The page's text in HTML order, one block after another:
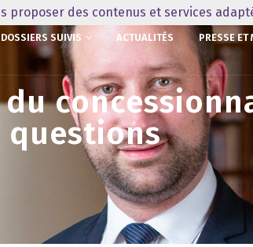
DOSSIERS SUIVIS ACTUALITÉS PRESSE ET
questions
proposer des contenus et services